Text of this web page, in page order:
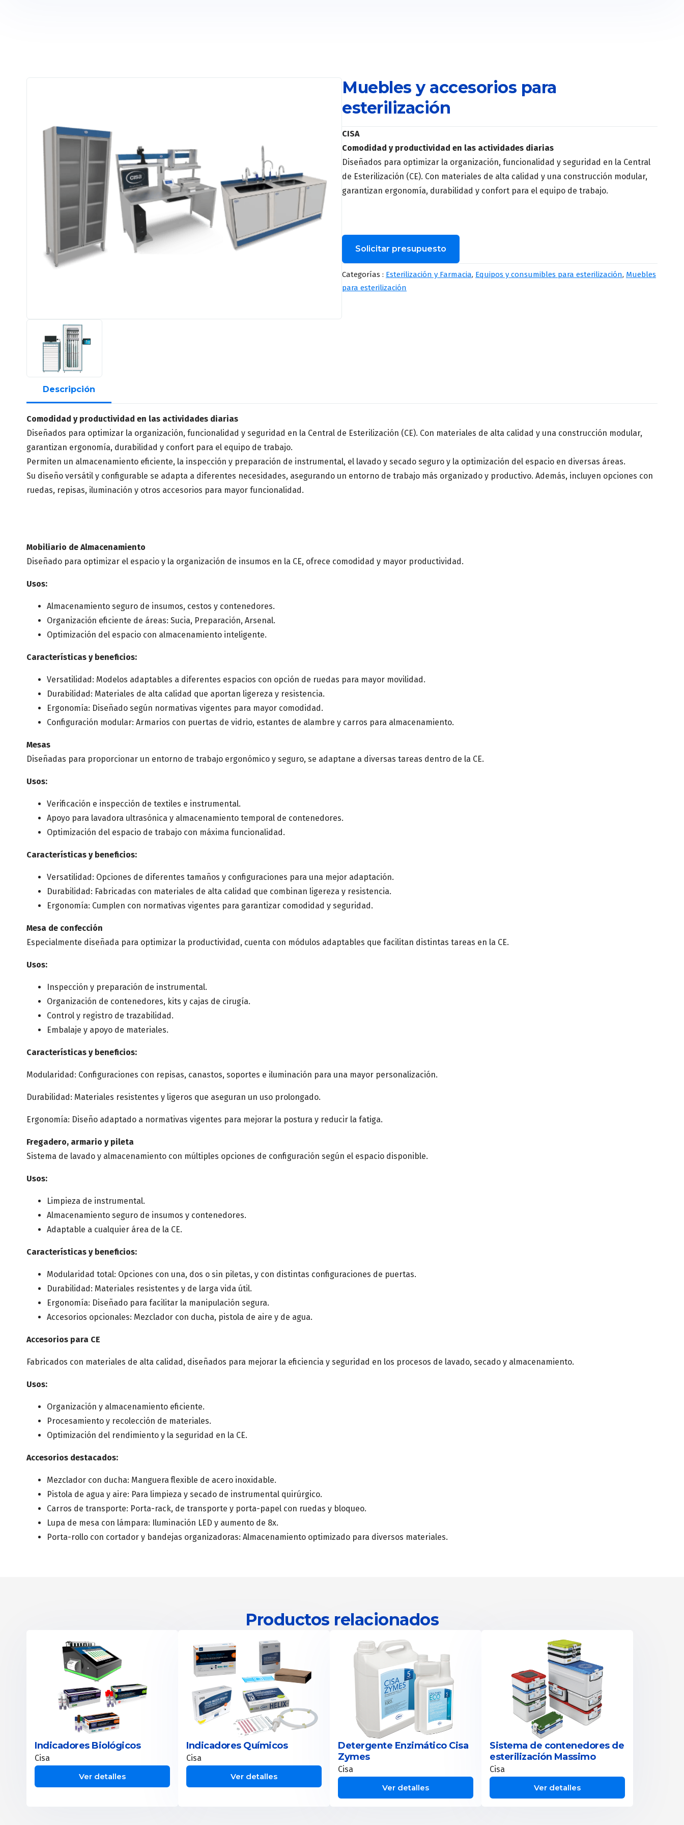
Muebles y accesorios para
esterilización
CISA
Comodidad y productividad en las actividades diarias
Diseñados para optimizar la organización, funcionalidad y seguridad en la Central
de Esterilización (CE). Con materiales de alta calidad y una construcción modular,
garantizan ergonomía, durabilidad y confort para el equipo de trabajo.
Solicitar presupuesto
Nombre
Centro de salud o Institución médica
Categorías : Esterilización y Farmacia, Equipos y consumibles para esterilización, Muebles
para esterilización
Descripción
Comodidad y productividad en las actividades diarias
Diseñados para optimizar la organización, funcionalidad y seguridad en la Central de Esterilización (CE). Con materiales de alta calidad y una construcción modular,
garantizan ergonomía, durabilidad y confort para el equipo de trabajo.
Permiten un almacenamiento eficiente, la inspección y preparación de instrumental, el lavado y secado seguro y la optimización del espacio en diversas áreas.
Su diseño versátil y configurable se adapta a diferentes necesidades, asegurando un entorno de trabajo más organizado y productivo. Además, incluyen opciones con
ruedas, repisas, iluminación y otros accesorios para mayor funcionalidad.
Mobiliario de Almacenamiento
Diseñado para optimizar el espacio y la organización de insumos en la CE, ofrece comodidad y mayor productividad.
Usos:
Almacenamiento seguro de insumos, cestos y contenedores.
Organización eficiente de áreas: Sucia, Preparación, Arsenal.
Optimización del espacio con almacenamiento inteligente.
Características y beneficios:
Versatilidad: Modelos adaptables a diferentes espacios con opción de ruedas para mayor movilidad.
Durabilidad: Materiales de alta calidad que aportan ligereza y resistencia.
Ergonomía: Diseñado según normativas vigentes para mayor comodidad.
Configuración modular: Armarios con puertas de vidrio, estantes de alambre y carros para almacenamiento.
Mesas
Diseñadas para proporcionar un entorno de trabajo ergonómico y seguro, se adaptane a diversas tareas dentro de la CE.
Usos:
Verificación e inspección de textiles e instrumental.
Apoyo para lavadora ultrasónica y almacenamiento temporal de contenedores.
Optimización del espacio de trabajo con máxima funcionalidad.
Características y beneficios:
Versatilidad: Opciones de diferentes tamaños y configuraciones para una mejor adaptación.
Durabilidad: Fabricadas con materiales de alta calidad que combinan ligereza y resistencia.
Ergonomía: Cumplen con normativas vigentes para garantizar comodidad y seguridad.
Mesa de confección
Especialmente diseñada para optimizar la productividad, cuenta con módulos adaptables que facilitan distintas tareas en la CE.
Usos:
Inspección y preparación de instrumental.
Organización de contenedores, kits y cajas de cirugía.
Control y registro de trazabilidad.
Embalaje y apoyo de materiales.
Características y beneficios:
Modularidad: Configuraciones con repisas, canastos, soportes e iluminación para una mayor personalización.
Durabilidad: Materiales resistentes y ligeros que aseguran un uso prolongado.
Ergonomía: Diseño adaptado a normativas vigentes para mejorar la postura y reducir la fatiga.
Fregadero, armario y pileta
Sistema de lavado y almacenamiento con múltiples opciones de configuración según el espacio disponible.
Usos:
Limpieza de instrumental.
Almacenamiento seguro de insumos y contenedores.
Adaptable a cualquier área de la CE.
Características y beneficios:
Modularidad total: Opciones con una, dos o sin piletas, y con distintas configuraciones de puertas.
Durabilidad: Materiales resistentes y de larga vida útil.
Ergonomía: Diseñado para facilitar la manipulación segura.
Accesorios opcionales: Mezclador con ducha, pistola de aire y de agua.
Accesorios para CE
Fabricados con materiales de alta calidad, diseñados para mejorar la eficiencia y seguridad en los procesos de lavado, secado y almacenamiento.
Usos:
Organización y almacenamiento eficiente.
Procesamiento y recolección de materiales.
Optimización del rendimiento y la seguridad en la CE.
Accesorios destacados:
Mezclador con ducha: Manguera flexible de acero inoxidable.
Pistola de agua y aire: Para limpieza y secado de instrumental quirúrgico.
Carros de transporte: Porta-rack, de transporte y porta-papel con ruedas y bloqueo.
Lupa de mesa con lámpara: Iluminación LED y aumento de 8x.
Porta-rollo con cortador y bandejas organizadoras: Almacenamiento optimizado para diversos materiales.
Productos relacionados
Indicadores Biológicos
Cisa
Ver detalles
Indicadores Químicos
Cisa
Ver detalles
Detergente Enzimático Cisa
Zymes
Cisa
Ver detalles
Sistema de contenedores de
esterilización Massimo
Cisa
Ver detalles